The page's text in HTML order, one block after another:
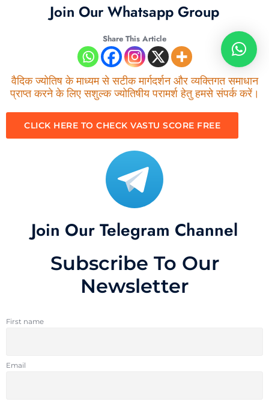
Join Our Whatsapp Group
Share This Article
वैदिक ज्योतिष के माध्यम से सटीक मार्गदर्शन और व्यक्तिगत समाधान
प्राप्त करने के लिए सशुल्क ज्योतिषीय परामर्श हेतु हमसे संपर्क करें।
CLICK HERE TO CHECK VASTU SCORE FREE
Join Our Telegram Channel
Subscribe To Our
Newsletter
First name
Email